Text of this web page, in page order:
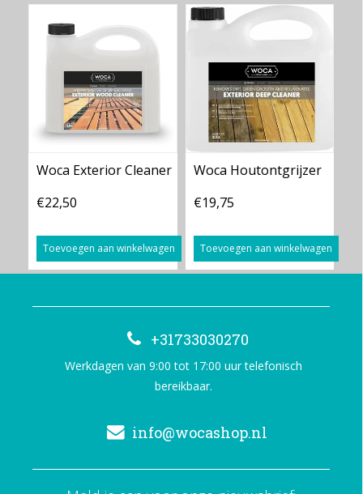
Woca Exterior Cleaner
€22,50
Toevoegen aan winkelwagen
Woca Houtontgrijzer
€19,75
Toevoegen aan winkelwagen
+31733030270
Werkdagen van 9:00 tot 17:00 uur telefonisch
bereikbaar.
info@wocashop.nl